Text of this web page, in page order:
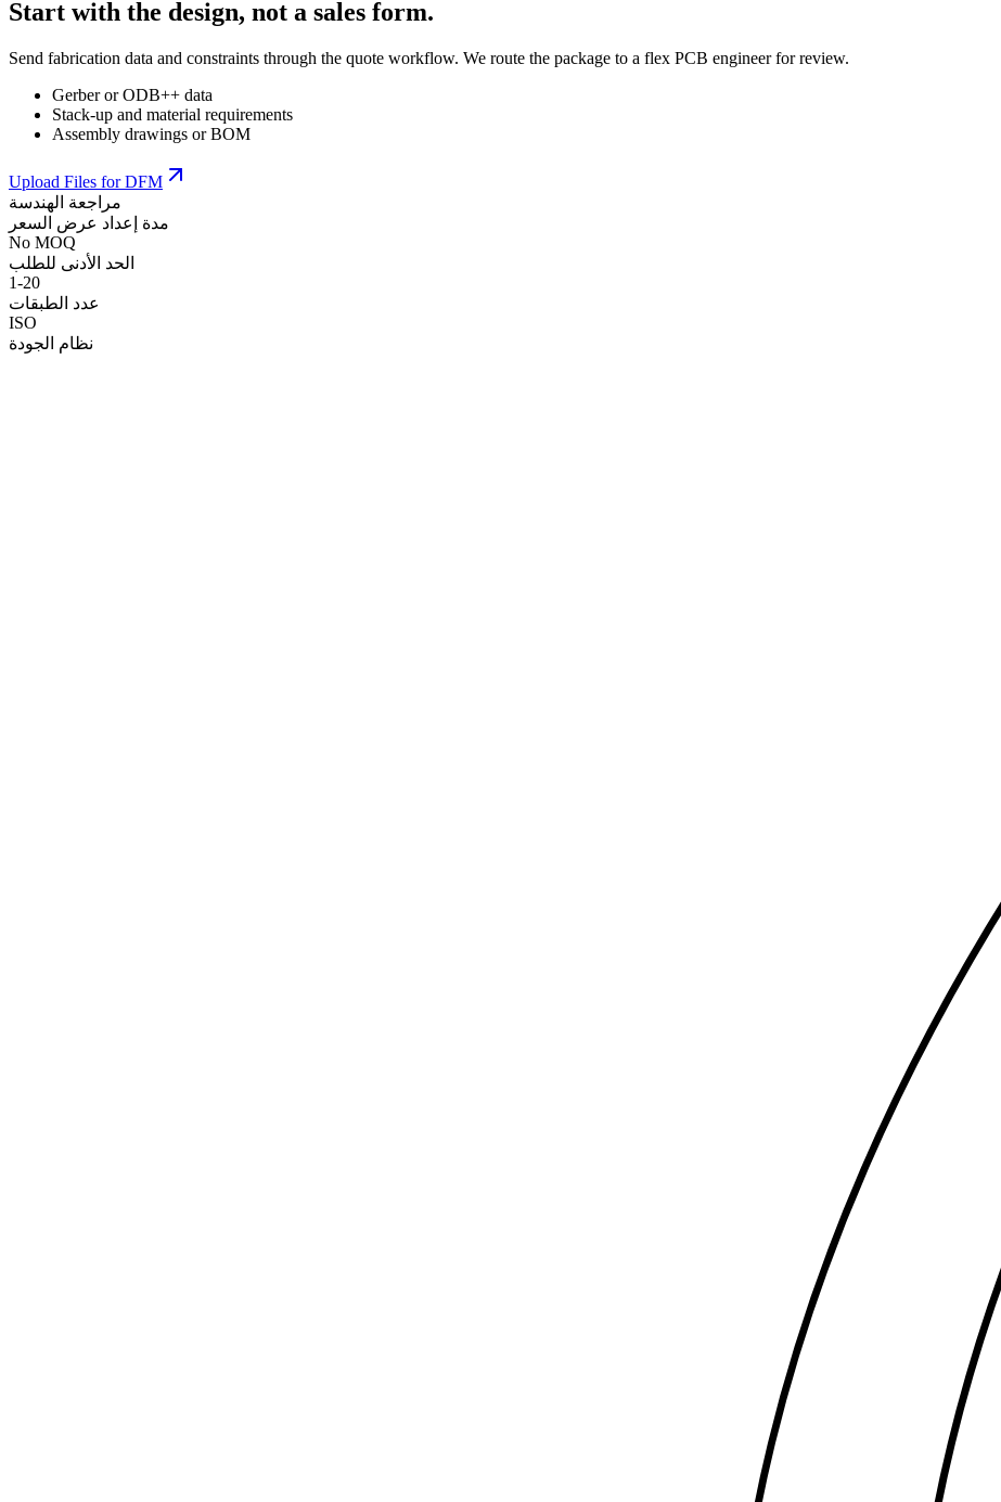
Start with the design, not a sales form.
Send fabrication data and constraints through the quote workflow. We route the package to a flex PCB engineer for review.
Gerber or ODB++ data
Stack-up and material requirements
Assembly drawings or BOM
Upload Files for DFM
مراجعة الهندسة
مدة إعداد عرض السعر
No MOQ
الحد الأدنى للطلب
1-20
عدد الطبقات
ISO
نظام الجودة